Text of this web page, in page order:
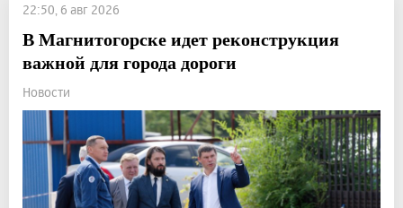
22:50, 6 авг 2026
В Магнитогорске идет реконструкция
важной для города дороги
Новости